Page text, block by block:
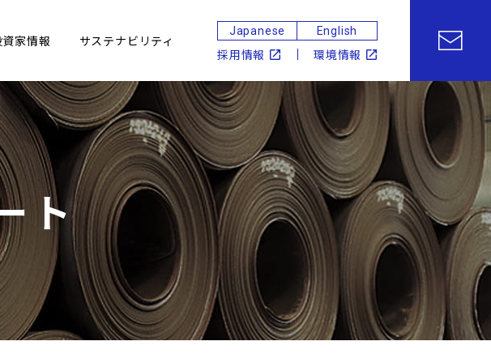
製品情報トップ
企業情報トップ
工場紹介 技術情報
家情報
株主・投資家情報トップ
その他開示事項
サステナビリティ
サステナビリティトップ
コーポレートガバナンス 環境リサイクル事業
Japanese English
採用情報
工場採用サイト
環境情報
ト